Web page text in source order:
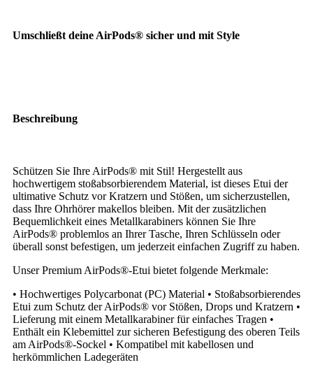
Umschließt deine AirPods® sicher und mit Style
Beschreibung
Schützen Sie Ihre AirPods® mit Stil! Hergestellt aus
hochwertigem stoßabsorbierendem Material, ist dieses Etui der
ultimative Schutz vor Kratzern und Stößen, um sicherzustellen,
dass Ihre Ohrhörer makellos bleiben. Mit der zusätzlichen
Bequemlichkeit eines Metallkarabiners können Sie Ihre
AirPods® problemlos an Ihrer Tasche, Ihren Schlüsseln oder
überall sonst befestigen, um jederzeit einfachen Zugriff zu haben.
Unser Premium AirPods®-Etui bietet folgende Merkmale:
• Hochwertiges Polycarbonat (PC) Material • Stoßabsorbierendes
Etui zum Schutz der AirPods® vor Stößen, Drops und Kratzern •
Lieferung mit einem Metallkarabiner für einfaches Tragen •
Enthält ein Klebemittel zur sicheren Befestigung des oberen Teils
am AirPods®-Sockel • Kompatibel mit kabellosen und
herkömmlichen Ladegeräten